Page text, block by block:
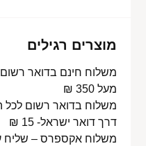
מוצרים רגילים
מעל 350 ₪
דרך דואר ישראל- 15 ₪